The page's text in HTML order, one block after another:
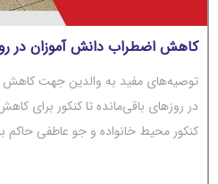
کاهش اضطراب دانش آموزان در
در روزهای
کنکور محیط خانواده و جو عاطفی حاکم